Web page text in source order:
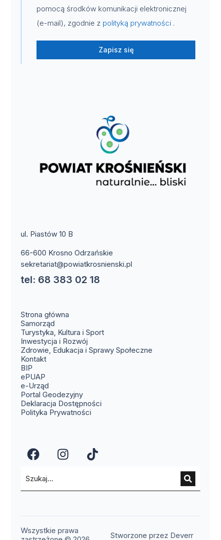
pomocą środków komunikacji elektronicznej
(e-mail), zgodnie z polityką prywatności .
Zapisz się
ul. Piastów 10 B
66-600 Krosno Odrzańskie
sekretariat@powiatkrosnienski.pl
tel: 68 383 02 18
Strona główna
Samorząd
Turystyka, Kultura i Sport
Inwestycja i Rozwój
Zdrowie, Edukacja i Sprawy Społeczne
Kontakt(otwiera się w nowym oknie)
BIP
ePUAP
e-Urząd
Portal Geodezyjny(otwiera się w nowym oknie)
Deklaracja Dostępności
Polityka Prywatności
(otwiera się w nowym oknie)
(otwiera się w nowym
(otwiera się w
Wszystkie prawa
Stworzone przez Deverr